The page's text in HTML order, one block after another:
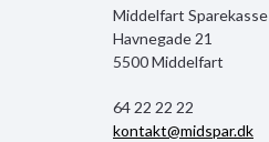
Middelfart Sparekasse
Havnegade 21
5500 Middelfart
64 22 22 22
kontakt@midspar.dk